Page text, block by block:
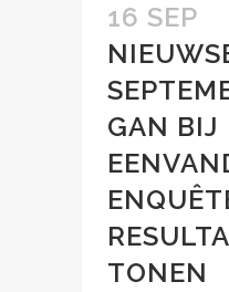
16 SEP
GAN BIJ
TONEN